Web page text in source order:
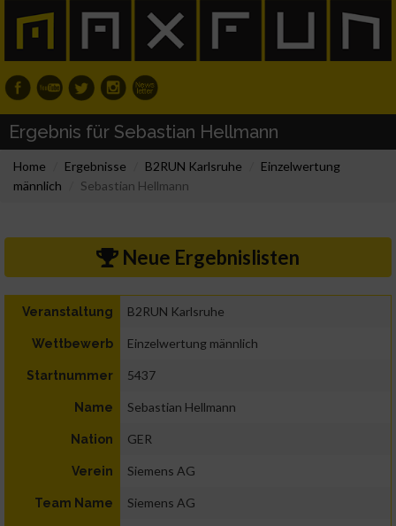
Ergebnis für Sebastian Hellmann
Home Ergebnisse B2RUN Karlsruhe
Einzelwertung
männlich
Sebastian Hellmann
Neue Ergebnislisten
Veranstaltung B2RUN Karlsruhe
Wettbewerb Einzelwertung männlich
Startnummer 5437
Name Sebastian Hellmann
Nation GER
Verein Siemens AG
Team Name Siemens AG